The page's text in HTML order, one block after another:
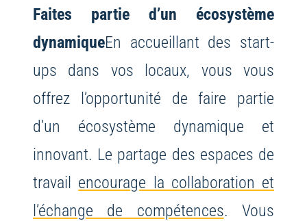
Faites partie d’un écosystème
dynamiqueEn accueillant des start-
ups dans vos locaux, vous vous
offrez l’opportunité de faire partie
d’un écosystème dynamique et
innovant. Le partage des espaces de
travail encourage la collaboration et
l’échange de compétences. Vous